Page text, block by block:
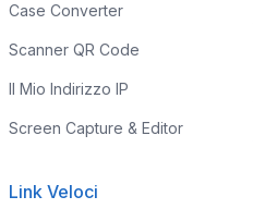
Case Converter
Scanner QR Code
Il Mio Indirizzo IP
Screen Capture & Editor
Link Veloci